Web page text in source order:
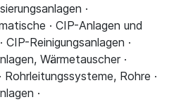
·
· CIP-Anlagen und
Reinigungsanlagen ·
Wärmetauscher ·
Rohre ·
·